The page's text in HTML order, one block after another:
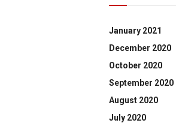
January 2021
December 2020
October 2020
September 2020
August 2020
July 2020